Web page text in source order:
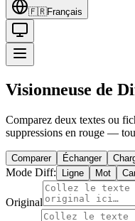
🇫🇷Français
Visionneuse de
Comparez deux textes ou
suppressions en rouge —
Comparer Échanger
Mode Diff: Ligne Mot
Original